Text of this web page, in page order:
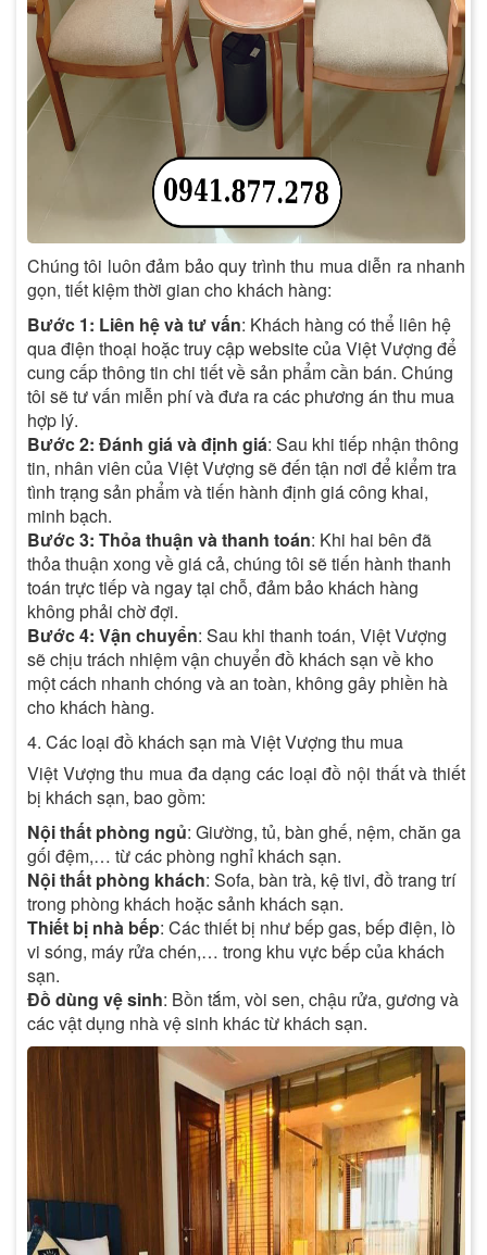
Chúng tôi luôn đảm bảo quy trình thu mua diễn ra nhanh
gọn, tiết kiệm thời gian cho khách hàng:
Bước 1: Liên hệ và tư vấn: Khách hàng có thể liên hệ
qua điện thoại hoặc truy cập website của Việt Vượng để
cung cấp thông tin chi tiết về sản phẩm cần bán. Chúng
tôi sẽ tư vấn miễn phí và đưa ra các phương án thu mua
hợp lý.
Bước 2: Đánh giá và định giá: Sau khi tiếp nhận thông
tin, nhân viên của Việt Vượng sẽ đến tận nơi để kiểm tra
tình trạng sản phẩm và tiến hành định giá công khai,
minh bạch.
Bước 3: Thỏa thuận và thanh toán: Khi hai bên đã
thỏa thuận xong về giá cả, chúng tôi sẽ tiến hành thanh
toán trực tiếp và ngay tại chỗ, đảm bảo khách hàng
không phải chờ đợi.
Bước 4: Vận chuyển: Sau khi thanh toán, Việt Vượng
sẽ chịu trách nhiệm vận chuyển đồ khách sạn về kho
một cách nhanh chóng và an toàn, không gây phiền hà
cho khách hàng.
4. Các loại đồ khách sạn mà Việt Vượng thu mua
Việt Vượng thu mua đa dạng các loại đồ nội thất và thiết
bị khách sạn, bao gồm:
Nội thất phòng ngủ: Giường, tủ, bàn ghế, nệm, chăn ga
gối đệm,… từ các phòng nghỉ khách sạn.
Nội thất phòng khách: Sofa, bàn trà, kệ tivi, đồ trang trí
trong phòng khách hoặc sảnh khách sạn.
Thiết bị nhà bếp: Các thiết bị như bếp gas, bếp điện, lò
vi sóng, máy rửa chén,… trong khu vực bếp của khách
sạn.
Đồ dùng vệ sinh: Bồn tắm, vòi sen, chậu rửa, gương và
các vật dụng nhà vệ sinh khác từ khách sạn.